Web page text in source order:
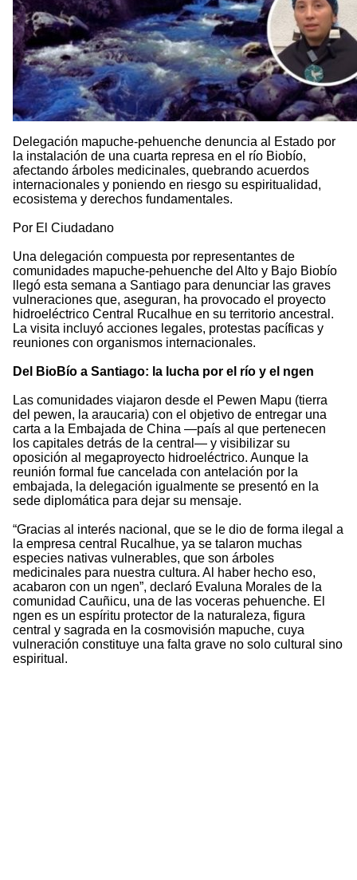
Delegación mapuche-pehuenche denuncia al Estado por
la instalación de una cuarta represa en el río Biobío,
afectando árboles medicinales, quebrando acuerdos
internacionales y poniendo en riesgo su espiritualidad,
ecosistema y derechos fundamentales.
Por El Ciudadano
Una delegación compuesta por representantes de
comunidades mapuche-pehuenche del Alto y Bajo Biobío
llegó esta semana a Santiago para denunciar las graves
vulneraciones que, aseguran, ha provocado el proyecto
hidroeléctrico Central Rucalhue en su territorio ancestral.
La visita incluyó acciones legales, protestas pacíficas y
reuniones con organismos internacionales.
Del BioBío a Santiago: la lucha por el río y el ngen
Las comunidades viajaron desde el Pewen Mapu (tierra
del pewen, la araucaria) con el objetivo de entregar una
carta a la Embajada de China —país al que pertenecen
los capitales detrás de la central— y visibilizar su
oposición al megaproyecto hidroeléctrico. Aunque la
reunión formal fue cancelada con antelación por la
embajada, la delegación igualmente se presentó en la
sede diplomática para dejar su mensaje.
“Gracias al interés nacional, que se le dio de forma ilegal a
la empresa central Rucalhue, ya se talaron muchas
especies nativas vulnerables, que son árboles
medicinales para nuestra cultura. Al haber hecho eso,
acabaron con un ngen”, declaró Evaluna Morales de la
comunidad Cauñicu, una de las voceras pehuenche. El
ngen es un espíritu protector de la naturaleza, figura
central y sagrada en la cosmovisión mapuche, cuya
vulneración constituye una falta grave no solo cultural sino
espiritual.